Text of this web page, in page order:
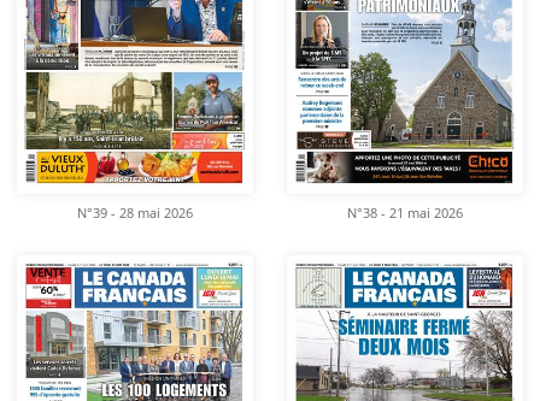
N°39 - 28 mai 2026 N°38 - 21 mai 2026